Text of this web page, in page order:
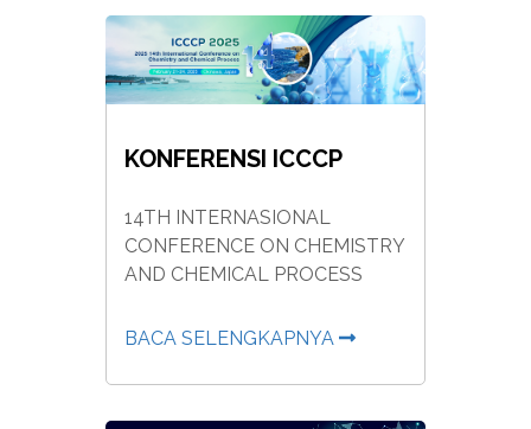
KONFERENSI ICCCP
14TH INTERNASIONAL
CONFERENCE ON CHEMISTRY
AND CHEMICAL PROCESS
BACA SELENGKAPNYA